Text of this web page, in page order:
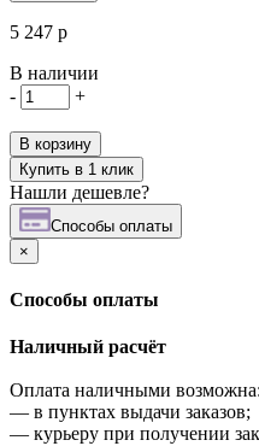
5 247 р
В наличии
-
+
В корзину
Купить в 1 клик
Нашли дешевле?
Cпособы оплаты
×
Cпособы оплаты
Наличный расчёт
Оплата наличными возможна:
— в пунктах выдачи заказов;
— курьеру при получении